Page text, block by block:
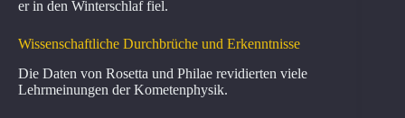
er in den Winterschlaf fiel.
Wissenschaftliche Durchbrüche und Erkenntnisse
Die Daten von Rosetta und Philae revidierten viele
Lehrmeinungen der Kometenphysik.